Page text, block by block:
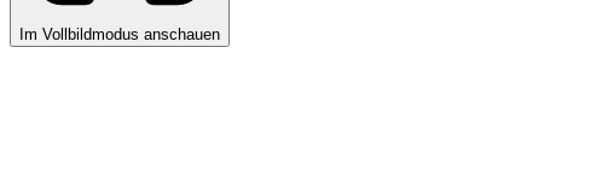
Im Vollbildmodus anschauen